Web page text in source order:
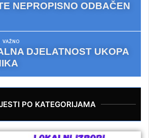
NEPROPISNO ODBAČEN
VAŽNO
DJELATNOST UKOPA
PO KATEGORIJAMA